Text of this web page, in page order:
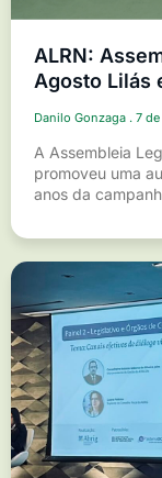
ALRN:
Agosto Lilás
Danilo Gonzaga 7
A Assembleia
promoveu uma
anos da